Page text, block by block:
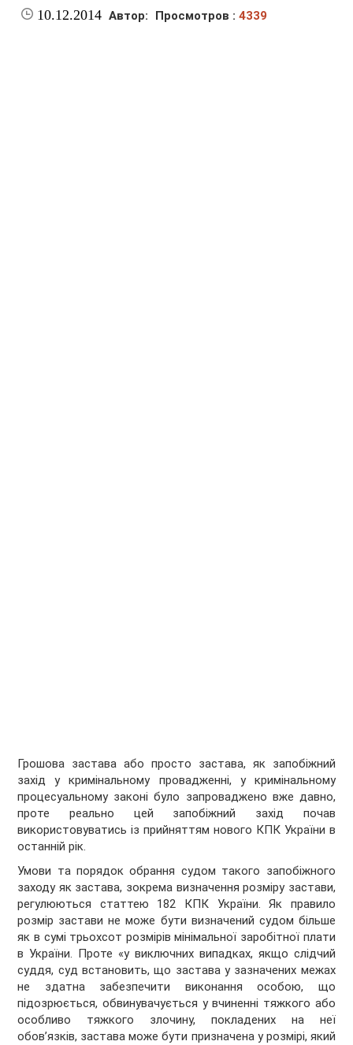
10.12.2014 Автор: Просмотров :4339
Грошова застава або просто застава, як запобіжний
захід у кримінальному провадженні, у кримінальному
процесуальному законі було запроваджено вже давно,
проте реально цей запобіжний захід почав
використовуватись із прийняттям нового КПК України в
останній рік.
Умови та порядок обрання судом такого запобіжного
заходу як застава, зокрема визначення розміру застави,
регулюються статтею 182 КПК України. Як правило
розмір застави не може бути визначений судом більше
як в сумі трьохсот розмірів мінімальної заробітної плати
в України. Проте «у виключних випадках, якщо слідчий
суддя, суд встановить, що застава у зазначених межах
не здатна забезпечити виконання особою, що
підозрюється, обвинувачується у вчиненні тяжкого або
особливо тяжкого злочину, покладених на неї
обов’язків, застава може бути призначена у розмірі, який